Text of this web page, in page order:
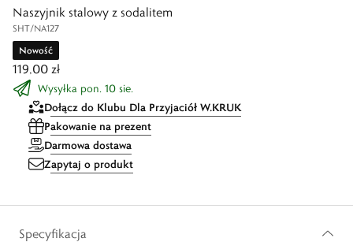
Naszyjnik stalowy z sodalitem
SHT/NA127
Nowość
119,00 zł
Wysyłka pon. 10 sie.
Dołącz do Klubu Dla Przyjaciół W.KRUK
Pakowanie na prezent
Darmowa dostawa
Zapytaj o produkt
Specyfikacja